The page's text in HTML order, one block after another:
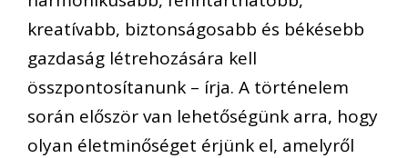
kreatívabb, biztonságosabb és békésebb
gazdaság létrehozására kell
összpontosítanunk – írja. A történelem
során először van lehetőségünk arra, hogy
olyan életminőséget érjünk el, amelyről